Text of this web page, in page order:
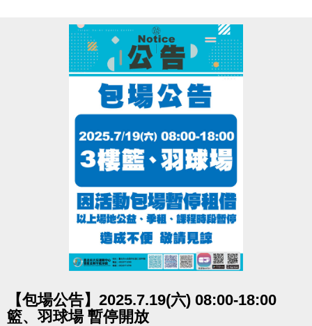
【包場公告】2025.7.19(六) 08:00-18:00
籃、羽球場 暫停開放